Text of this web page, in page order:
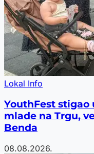
Lokal Info
YouthFest stigao
mlade na Trgu,
Benda
08.08.2026.